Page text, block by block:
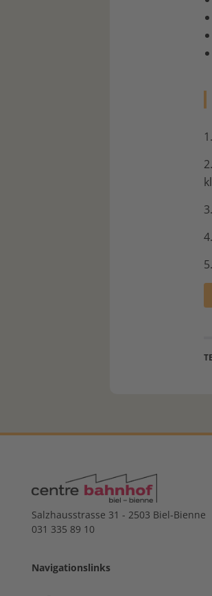
Salzhausstrasse 31 - 2503 Biel-Bienne
031 335 89 10
Navigationslinks